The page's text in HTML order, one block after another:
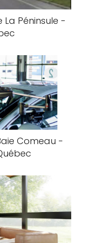
Péninsule -
Comeau -